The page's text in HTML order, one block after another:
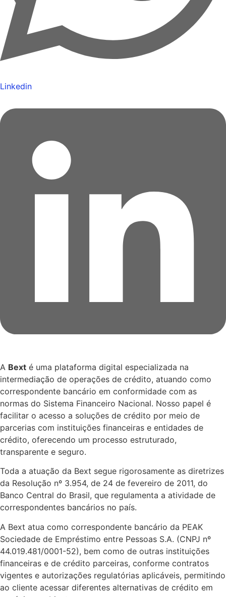
Linkedin
A Bext é uma plataforma digital especializada na
intermediação de operações de crédito, atuando como
correspondente bancário em conformidade com as
normas do Sistema Financeiro Nacional. Nosso papel é
facilitar o acesso a soluções de crédito por meio de
parcerias com instituições financeiras e entidades de
crédito, oferecendo um processo estruturado,
transparente e seguro.
Toda a atuação da Bext segue rigorosamente as diretrizes
da Resolução nº 3.954, de 24 de fevereiro de 2011, do
Banco Central do Brasil, que regulamenta a atividade de
correspondentes bancários no país.
A Bext atua como correspondente bancário da PEAK
Sociedade de Empréstimo entre Pessoas S.A. (CNPJ nº
44.019.481/0001-52), bem como de outras instituições
financeiras e de crédito parceiras, conforme contratos
vigentes e autorizações regulatórias aplicáveis, permitindo
ao cliente acessar diferentes alternativas de crédito em